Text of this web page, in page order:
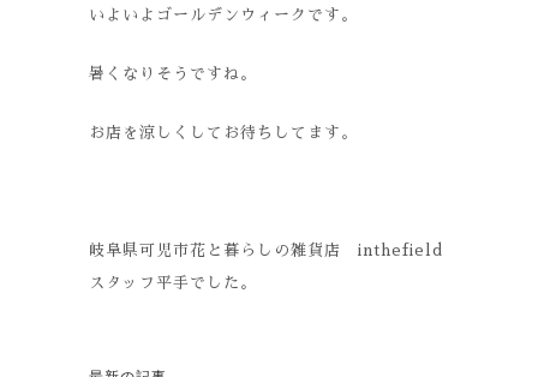
いよいよゴールデンウィークです。
暑くなりそうですね。
お店を涼しくしてお待ちしてます。
岐阜県可児市花と暮らしの雑貨店 inthefield
スタッフ平手でした。